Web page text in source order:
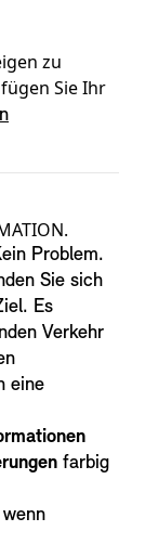
zu
Sie Ihr
Problem.
Sie sich
Es
Verkehr
eine
farbig